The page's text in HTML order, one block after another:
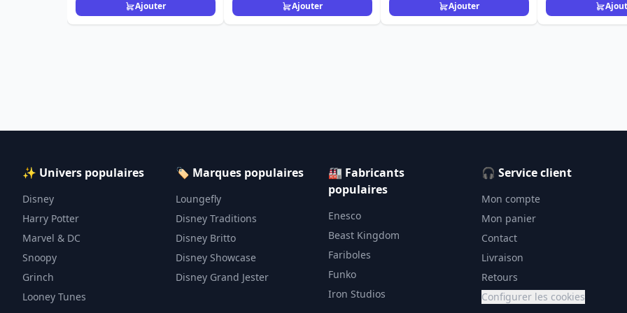
Ajouter
Ajouter Ajouter
✨ Univers populaires
Disney
Harry Potter
Marvel & DC
Snoopy
Grinch
Looney Tunes
🏷️ Marques populaires
Loungefly
Disney Traditions
Disney Britto
Disney Showcase
Disney Grand Jester
🏭 Fabricants
populaires
Enesco
Beast Kingdom
Fariboles
Funko
Iron Studios
🎧 Service client
Mon compte
Mon panier
Contact
Livraison
Retours
Configurer les cookies